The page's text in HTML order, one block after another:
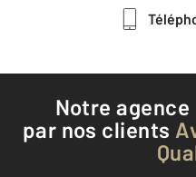
Notre
par nos clients